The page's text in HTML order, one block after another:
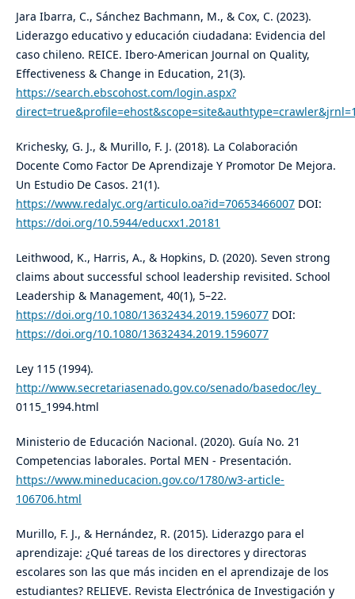
Jara Ibarra, C., Sánchez Bachmann, M., & Cox, C. (2023).
Liderazgo educativo y educación ciudadana: Evidencia del
caso chileno. REICE. Ibero-American Journal on Quality,
Effectiveness & Change in Education, 21(3).
https://search.ebscohost.com/login.aspx?
Krichesky, G. J., & Murillo, F. J. (2018). La Colaboración
Docente Como Factor De Aprendizaje Y Promotor De Mejora.
Un Estudio De Casos. 21(1).
https://www.redalyc.org/articulo.oa?id=70653466007DOI:
https://doi.org/10.5944/educxx1.20181
Leithwood, K., Harris, A., & Hopkins, D. (2020). Seven strong
claims about successful school leadership revisited. School
Leadership & Management, 40(1), 5–22.
https://doi.org/10.1080/13632434.2019.1596077DOI:
https://doi.org/10.1080/13632434.2019.1596077
Ley 115 (1994).
http://www.secretariasenado.gov.co/senado/basedoc/ley_
0115_1994.html
Ministerio de Educación Nacional. (2020). Guía No. 21
Competencias laborales. Portal MEN - Presentación.
https://www.mineducacion.gov.co/1780/w3-article-
106706.html
Murillo, F. J., & Hernández, R. (2015). Liderazgo para el
aprendizaje: ¿Qué tareas de los directores y directoras
escolares son las que más inciden en el aprendizaje de los
estudiantes? RELIEVE. Revista Electrónica de Investigación y